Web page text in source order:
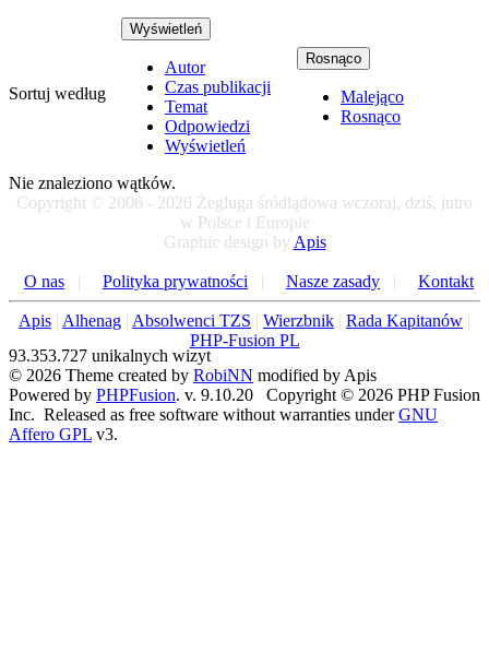
Sortuj według
Wyświetleń
Autor
Czas publikacji
Temat
Odpowiedzi
Wyświetleń
Rosnąco
Malejąco
Rosnąco
Nie znaleziono wątków.
Copyright © 2006 - 2026 Żegluga śródlądowa wczoraj, dziś, jutro
w Polsce i Europie
Graphic design by Apis
O nas | Polityka prywatności | Nasze zasady | Kontakt
Apis | Alhenag | Absolwenci TZS | Wierzbnik | Rada Kapitanów |
PHP-Fusion PL
93.353.727 unikalnych wizyt
© 2026 Theme created by RobiNN modified by Apis
Powered by PHPFusion. v. 9.10.20 Copyright © 2026 PHP Fusion
Inc. Released as free software without warranties underGNU
Affero GPL v3.